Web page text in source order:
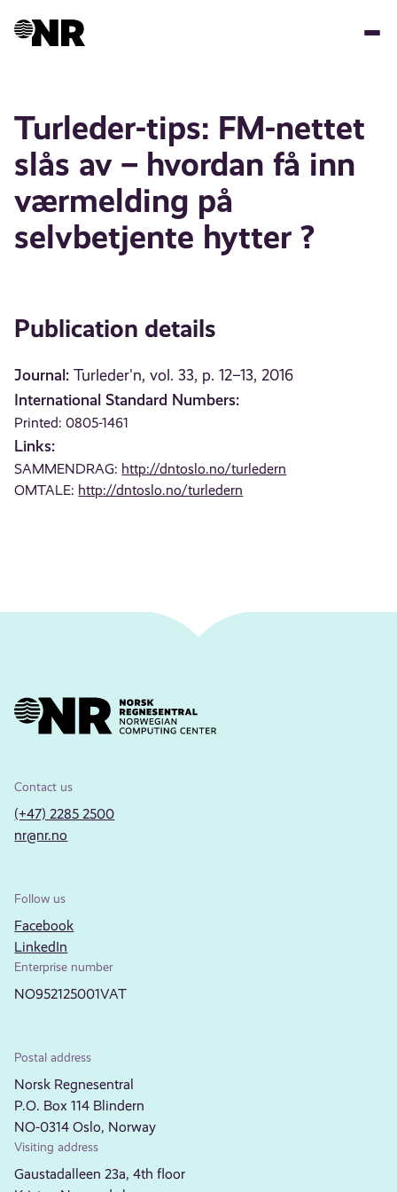
Turleder-tips: FM-nettet
slås av – hvordan få inn
værmelding på
selvbetjente hytter ?
Publication details
Journal: Turleder'n, vol. 33, p. 12–13, 2016
International Standard Numbers:
Printed: 0805-1461
Links:
SAMMENDRAG: http://dntoslo.no/turledern
OMTALE: http://dntoslo.no/turledern
Contact us
(+47) 2285 2500
nr@nr.no
Follow us
Facebook
LinkedIn
Enterprise number
NO952125001VAT
Postal address
Norsk Regnesentral
P.O. Box 114 Blindern
NO-0314 Oslo, Norway
Visiting address
Gaustadalleen 23a, 4th floor